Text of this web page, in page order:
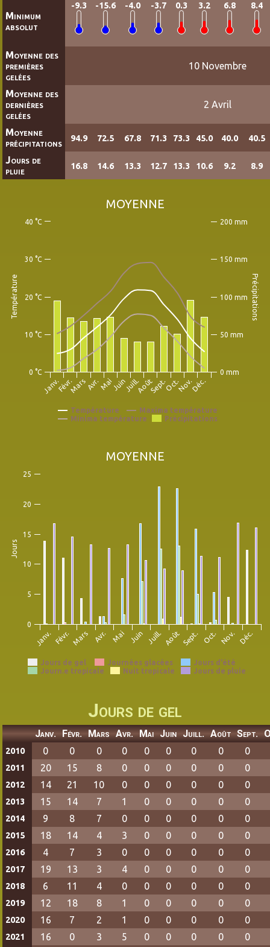
Minimum
absolut
-9.3 -15.6 -4.0 -3.7 0.3 3.2 6.8 8.4
Moyenne des
premières
gelées
10 Novembre
Moyenne des
dernières
gelées
2 Avril
Moyenne
précipitations
94.9 72.5 67.8 71.3 73.3 45.0 40.0 40.5
Jours de
pluie
16.8 14.6 13.3 12.7 13.3 10.6 9.2 8.9
Température Précipitations
MOYENNE
Température
Maxima température
Minima température
Précipitations
Janv.Févr.MarsAvr.MaiJuinJuill.AoûtSept.Oct.Nov.Déc.
0 °C
10 °C
20 °C
30 °C
40 °C
0 mm
50 mm
100 mm
150 mm
200 mm
Jours
MOYENNE
Jours de gel Journées glacées
Jours d'été
Journ.e tropicale
Nuit tropicale Jours de pluie
Janv. Févr. Mars Avr. Mai Juin Juill. Août Sept. Oct. Nov. Déc.
0
5
10
15
20
25
Jours de gel
Janv. Févr. Mars Avr. Mai Juin Juill. Août Sept.
2010 0 0 0 0 0 0 0 0 0
2011 20 15 8 0 0 0 0 0 0
2012 14 21 10 0 0 0 0 0 0
2013 15 14 7 1 0 0 0 0 0
2014 9 8 7 0 0 0 0 0 0
2015 18 14 4 3 0 0 0 0 0
2016 4 7 3 0 0 0 0 0 0
2017 19 13 3 4 0 0 0 0 0
2018 6 11 4 0 0 0 0 0 0
2019 12 18 8 1 0 0 0 0 0
2020 16 7 2 1 0 0 0 0 0
2021 16 0 3 5 0 0 0 0 0